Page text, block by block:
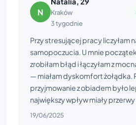
N
Kraków
3 tygodnie
Przy stresującej pracy liczyłam
samopoczucia. U mnie
zrobiłam błąd i łączyłam z
— miałam dyskomfort żołądka.
przyjmowanie z obiadem było
największy wpływ miały
19/06/2025